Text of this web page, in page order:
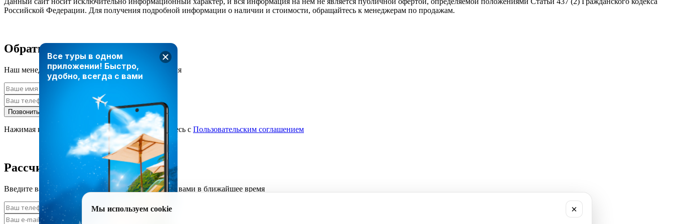
Все туры в одном
приложении! Быстро,
удобно, всегда с вами
Российской Федерации. Для получения подробной информации о наличии и стоимости, обращайтесь к менеджерам по продажам.
Обратный звонок
Наш менеджер свяжется с вами в ближайшее время
Позвонить мне
Нажимая кнопку «Позвонить мне», вы соглашаетесь с Пользовательским соглашением
Рассчитать стоимость тура
Введите ваши данные и наш менеджер свяжется с вами в ближайшее время
Мы используем cookie ×